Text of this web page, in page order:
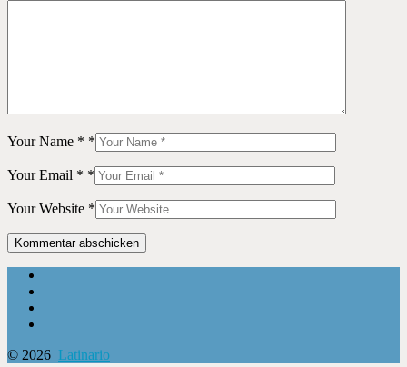
Your Name * *
Your Email * *
Your Website *
© 2026 Latinario